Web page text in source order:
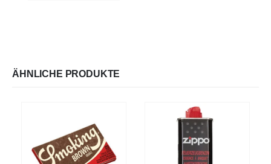
ÄHNLICHE PRODUKTE